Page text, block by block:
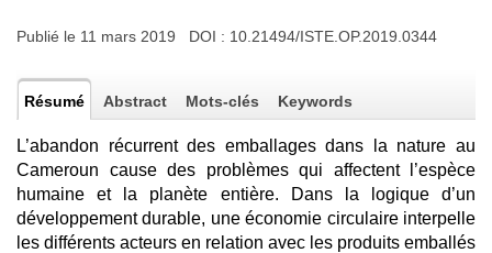
Publié le 11 mars 2019 DOI : 10.21494/ISTE.OP.2019.0344
Résumé Abstract Mots-clés Keywords
L’abandon récurrent des emballages dans la nature au
Cameroun cause des problèmes qui affectent l’espèce
humaine et la planète entière. Dans la logique d’un
développement durable, une économie circulaire interpelle
les différents acteurs en relation avec les produits emballés